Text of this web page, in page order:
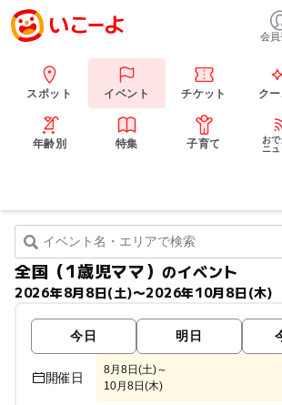
会員
スポット イベント チケット ク
年齢別 特集 子育て
お
ニ
全国（1歳児ママ）のイベント
2026年8月8日(土)〜2026年10月8日(木)
今日 明日
開催日
8月8日(土)～
10月8日(木)